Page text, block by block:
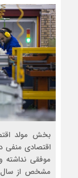
بخش مولد
اقتصادی منفی
موفقی نداشته